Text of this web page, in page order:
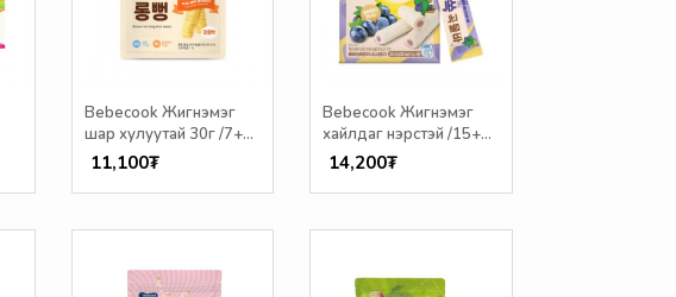
Bebecook Жигнэмэг
шар хулуутай 30г /7+
сар/
11,100₮
Bebecook Жигнэмэг
хайлдаг нэрстэй /15+
сар/
14,200₮